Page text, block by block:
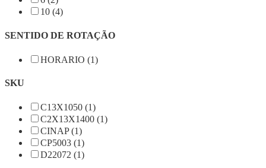
10 (4)
SENTIDO DE ROTAÇÃO
HORARIO (1)
SKU
C13X1050 (1)
C2X13X1400 (1)
CINAP (1)
CP5003 (1)
D22072 (1)